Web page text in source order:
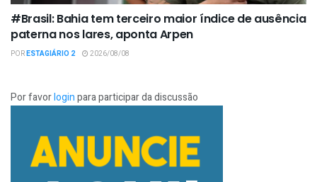
#Brasil: Bahia tem terceiro maior índice de ausência
paterna nos lares, aponta Arpen
PORESTAGIÁRIO 2 2026/08/08
Por favorloginpara participar da discussão